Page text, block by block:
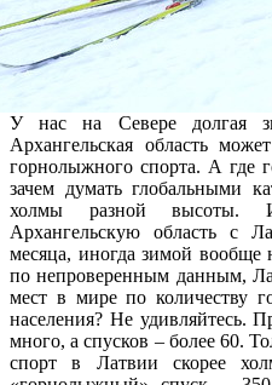
У нас на Севере долгая
Архангельская область
горнолыжного спорта. А где
зачем думать глобальными
холмы разной высоты.
Архангельскую область с
месяца, иногда зимой вообще
по непроверенным данным,
мест в мире по количеству
населения? Не удивляйтесь.
много, а спусков – более 60.
спорт в Латвии скорее